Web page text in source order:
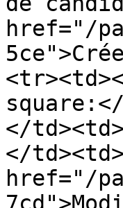
href="/
</
</
href="/